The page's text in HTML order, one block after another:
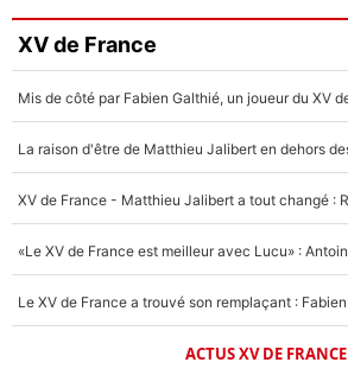
XV de France
ACTUS XV DE FRANCE